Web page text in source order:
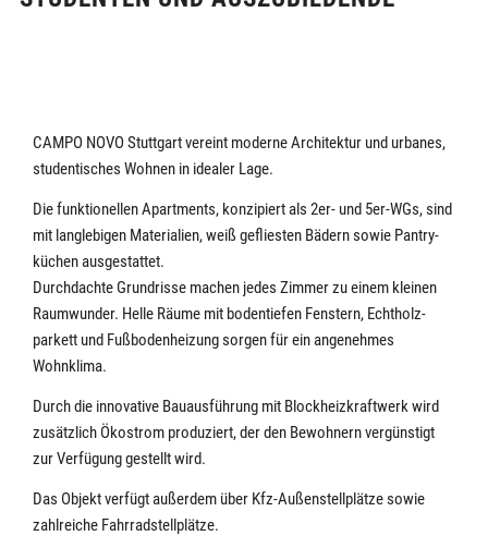
CAMPO NOVO Stuttgart vereint moderne Architektur und urbanes,
studenti­sches Wohnen in idealer Lage.
Die funktionellen Apartments, konzipiert als 2er- und 5er-WGs, sind
mit langlebigen Materialien, weiß gefliesten Bädern sowie Pantry­
küchen ausgestattet.
Durchdachte Grundrisse machen jedes Zimmer zu einem kleinen
Raumwunder. Helle Räume mit bodentiefen Fenstern, Echtholz­
parkett und Fußbodenheizung sorgen für ein angenehmes
Wohnklima.
Durch die innovative Bauausführung mit Block­heiz­kraftwerk wird
zusätzlich Ökostrom produziert, der den Bewohnern vergünstigt
zur Verfügung gestellt wird.
Das Objekt verfügt außerdem über Kfz-Außen­stell­plätze sowie
zahlreiche Fahrradstell­plätze.